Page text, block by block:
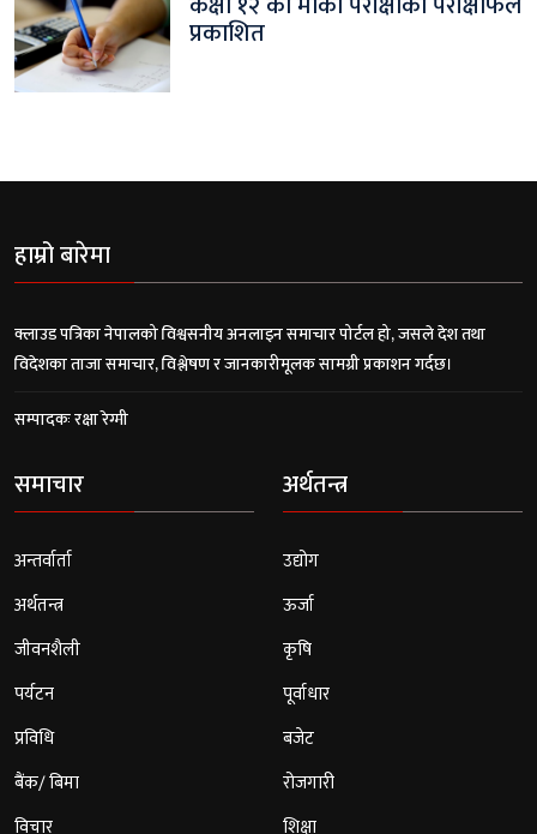
प्रकाशित
हाम्रो बारेमा
क्लाउड पत्रिका नेपालको विश्वसनीय अनलाइन समाचार पोर्टल हो, जसले देश तथा
विदेशका ताजा समाचार, विश्लेषण र जानकारीमूलक सामग्री प्रकाशन गर्दछ।
सम्पादकः रक्षा रेग्मी
समाचार
अन्तर्वार्ता
अर्थतन्त्र
जीवनशैली
पर्यटन
प्रविधि
बैंक/ बिमा
विचार
अर्थतन्त्र
उद्योग
ऊर्जा
कृषि
पूर्वाधार
बजेट
रोजगारी
शिक्षा